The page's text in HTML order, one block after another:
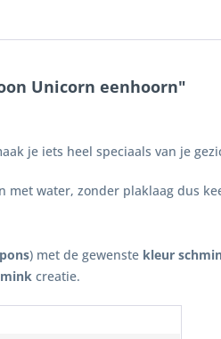
Unicorn eenhoorn"
je iets heel speciaals van je
met water, zonder plaklaag dus
) met de gewenste kleur
creatie.